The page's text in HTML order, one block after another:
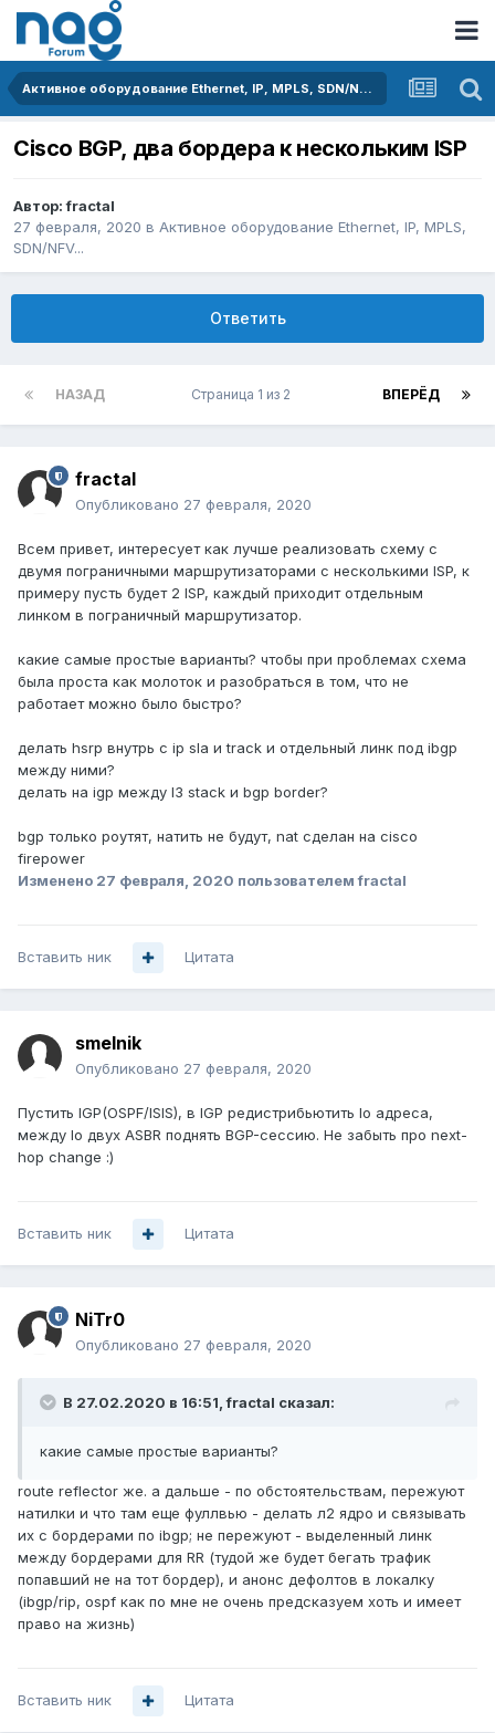
Активное оборудование Ethernet, IP, MPLS, SDN/NFV...
Cisco BGP, два бордера к нескольким ISP
Автор:fractal
27 февраля, 2020 в Активное оборудование Ethernet, IP, MPLS,
SDN/NFV...
Ответить
НАЗАД ВПЕРЁД
Страница 1 из 2
fractal
Опубликовано 27 февраля, 2020
Всем привет, интересует как лучше реализовать схему с
двумя пограничными маршрутизаторами с несколькими ISP, к
примеру пусть будет 2 ISP, каждый приходит отдельным
линком в пограничный маршрутизатор.
какие самые простые варианты? чтобы при проблемах схема
была проста как молоток и разобраться в том, что не
работает можно было быстро?
делать hsrp внутрь c ip sla и track и отдельный линк под ibgp
между ними?
делать на igp между l3 stack и bgp border?
bgp только роутят, натить не будут, nat сделан на cisco
firepower
Изменено 27 февраля, 2020 пользователем fractal
Вставить ник Цитата
smelnik
Опубликовано 27 февраля, 2020
Пустить IGP(OSPF/ISIS), в IGP редистрибьютить lo адреса,
между lo двух ASBR поднять BGP-сессию. Не забыть про next-
hop change :)
Вставить ник Цитата
NiTr0
Опубликовано 27 февраля, 2020
В 27.02.2020 в 16:51,fractal сказал:
какие самые простые варианты?
route reflector же. а дальше - по обстоятельствам, пережуют
натилки и что там еще фуллвью - делать л2 ядро и связывать
их с бордерами по ibgp; не пережуют - выделенный линк
между бордерами для RR (тудой же будет бегать трафик
попавший не на тот бордер), и анонс дефолтов в локалку
(ibgp/rip, ospf как по мне не очень предсказуем хоть и имеет
право на жизнь)
Вставить ник Цитата